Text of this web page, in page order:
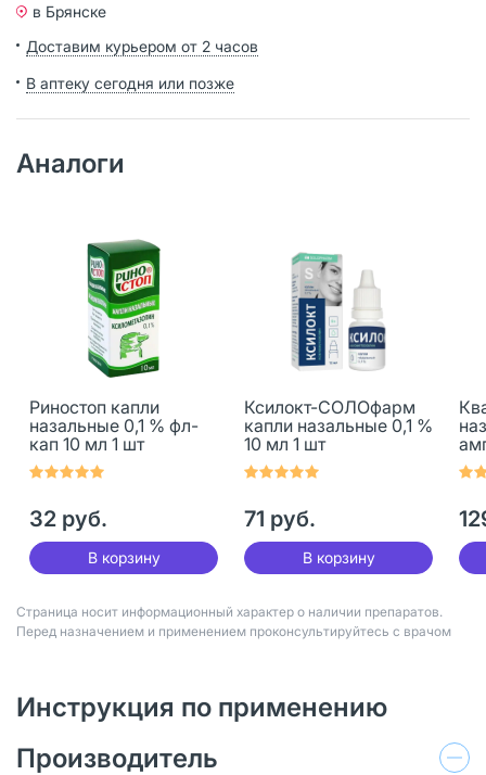
в Брянске
Доставим курьером от 2 часов
В аптеку сегодня или позже
Аналоги
Риностоп капли
назальные 0,1 % фл-
кап 10 мл 1 шт
32 руб.
В корзину
Ксилокт-СОЛОфарм
капли назальные 0,1 %
10 мл 1 шт
71 руб.
В корзину
Страница носит информационный характер о наличии препаратов.
Перед назначением и применением проконсультируйтесь с врачом
Инструкция по применению
Производитель